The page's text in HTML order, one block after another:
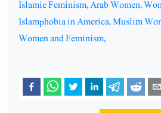
Islamic Feminism, Arab Women,
Islamphobia in America, Muslim
Women and Feminism,